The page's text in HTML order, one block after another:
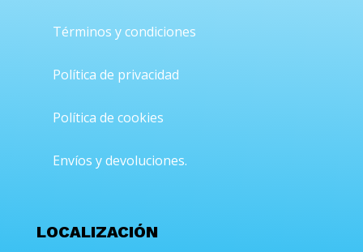
Términos y condiciones
Política de privacidad
Política de cookies
Envíos y devoluciones.
LOCALIZACIÓN